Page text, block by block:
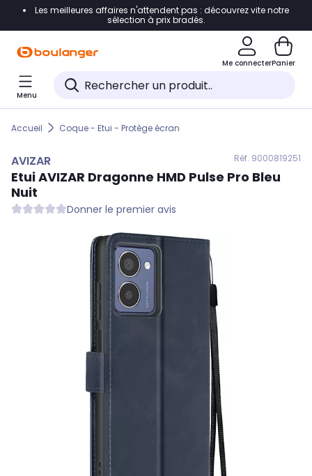
Accéder directement à la navigation
Accéder directement au pied de page
Accéder directement au chatbot
Les meilleures affaires n'attendent pas : découvrez vite notre
sélection à prix bradés.
Me connecterPanier
Menu
Accueil Coque - Etui - Protège écran
AVIZAR Réf. 9000819251
EtuiAVIZAR Dragonne HMD Pulse Pro Bleu
Nuit
Donner le premier avis